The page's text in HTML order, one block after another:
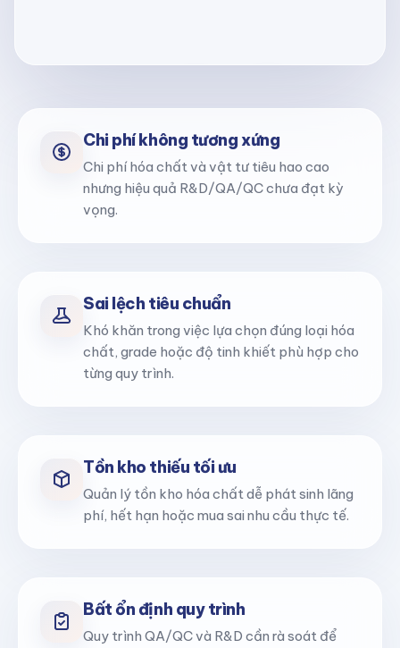
Chương trình tham vấn Labee x TCI được thiết kế để giúp
phòng Lab nhìn lại quy trình hiện tại, xác định điểm lãng
phí và xây dựng hướng tối ưu.
Chi phí không tương xứng
Chi phí hóa chất và vật tư tiêu hao cao
nhưng hiệu quả R&D/QA/QC chưa đạt kỳ
vọng.
Sai lệch tiêu chuẩn
Khó khăn trong việc lựa chọn đúng loại hóa
chất, grade hoặc độ tinh khiết phù hợp cho
từng quy trình.
Tồn kho thiếu tối ưu
Quản lý tồn kho hóa chất dễ phát sinh lãng
phí, hết hạn hoặc mua sai nhu cầu thực tế.
Bất ổn định quy trình
Quy trình QA/QC và R&D cần rà soát để